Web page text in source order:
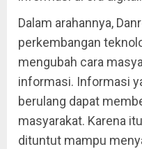
Dalam arahannya,
perkembangan
mengubah cara
informasi. Informasi
berulang dapat
masyarakat. Karena
dituntut mampu